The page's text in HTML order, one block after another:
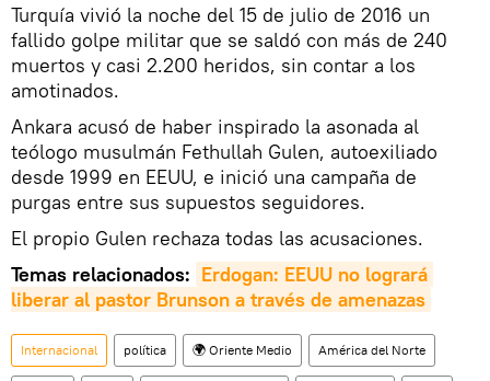
Turquía vivió la noche del 15 de julio de 2016 un
fallido golpe militar que se saldó con más de 240
muertos y casi 2.200 heridos, sin contar a los
amotinados.
Ankara acusó de haber inspirado la asonada al
teólogo musulmán Fethullah Gulen, autoexiliado
desde 1999 en EEUU, e inició una campaña de
purgas entre sus supuestos seguidores.
El propio Gulen rechaza todas las acusaciones.
Temas relacionados: Erdogan: EEUU no logrará
liberar al pastor Brunson a través de amenazas
Internacional política 🌍 Oriente Medio América del Norte